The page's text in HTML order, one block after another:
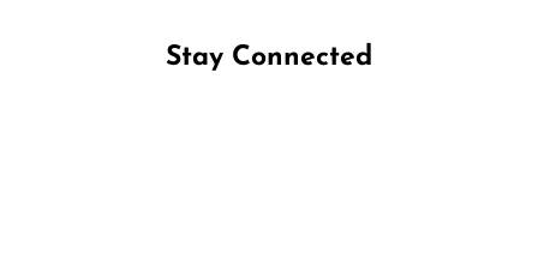
Stay Connected